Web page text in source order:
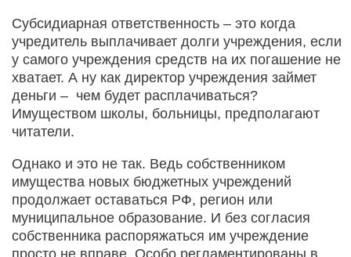
Субсидиарная ответственность – это когда
учредитель выплачивает долги учреждения, если
у самого учреждения средств на их погашение не
хватает. А ну как директор учреждения займет
деньги – чем будет расплачиваться?
Имуществом школы, больницы, предполагают
читатели.
Однако и это не так. Ведь собственником
имущества новых бюджетных учреждений
продолжает оставаться РФ, регион или
муниципальное образование. И без согласия
собственника распоряжаться им учреждение
просто не вправе. Особо регламентированы в